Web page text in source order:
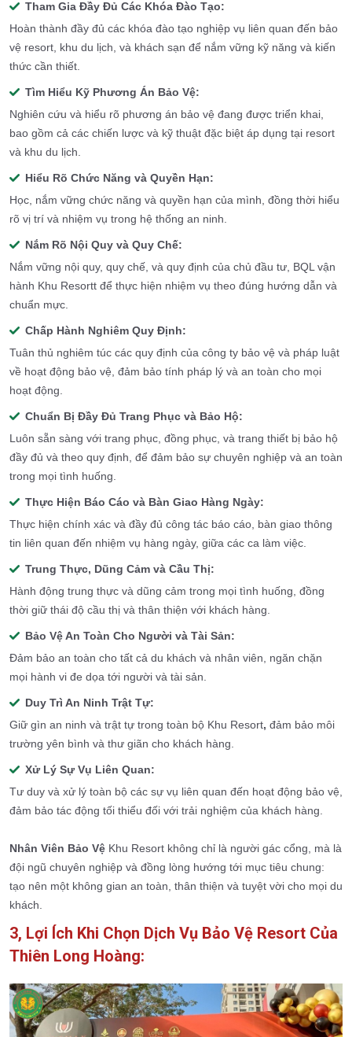
Tham Gia Đầy Đủ Các Khóa Đào Tạo:
Hoàn thành đầy đủ các khóa đào tạo nghiệp vụ liên quan đến bảo
vệ resort, khu du lịch, và khách sạn để nắm vững kỹ năng và kiến
thức cần thiết.
Tìm Hiểu Kỹ Phương Án Bảo Vệ:
Nghiên cứu và hiểu rõ phương án bảo vệ đang được triển khai,
bao gồm cả các chiến lược và kỹ thuật đặc biệt áp dụng tại resort
và khu du lịch.
Hiểu Rõ Chức Năng và Quyền Hạn:
Học, nắm vững chức năng và quyền hạn của mình, đồng thời hiểu
rõ vị trí và nhiệm vụ trong hệ thống an ninh.
Nắm Rõ Nội Quy và Quy Chế:
Nắm vững nội quy, quy chế, và quy định của chủ đầu tư, BQL vận
hành Khu Resortt để thực hiện nhiệm vụ theo đúng hướng dẫn và
chuẩn mực.
Chấp Hành Nghiêm Quy Định:
Tuân thủ nghiêm túc các quy định của công ty bảo vệ và pháp luật
về hoạt động bảo vệ, đảm bảo tính pháp lý và an toàn cho mọi
hoạt động.
Chuẩn Bị Đầy Đủ Trang Phục và Bảo Hộ:
Luôn sẵn sàng với trang phục, đồng phục, và trang thiết bị bảo hộ
đầy đủ và theo quy định, để đảm bảo sự chuyên nghiệp và an toàn
trong mọi tình huống.
Thực Hiện Báo Cáo và Bàn Giao Hàng Ngày:
Thực hiện chính xác và đầy đủ công tác báo cáo, bàn giao thông
tin liên quan đến nhiệm vụ hàng ngày, giữa các ca làm việc.
Trung Thực, Dũng Cảm và Cầu Thị:
Hành động trung thực và dũng cảm trong mọi tình huống, đồng
thời giữ thái độ cầu thị và thân thiện với khách hàng.
Bảo Vệ An Toàn Cho Người và Tài Sản:
Đảm bảo an toàn cho tất cả du khách và nhân viên, ngăn chặn
mọi hành vi đe dọa tới người và tài sản.
Duy Trì An Ninh Trật Tự:
Giữ gìn an ninh và trật tự trong toàn bộ Khu Resort, đảm bảo môi
trường yên bình và thư giãn cho khách hàng.
Xử Lý Sự Vụ Liên Quan:
Tư duy và xử lý toàn bộ các sự vụ liên quan đến hoạt động bảo vệ,
đảm bảo tác động tối thiểu đối với trải nghiệm của khách hàng.
Nhân Viên Bảo Vệ Khu Resort không chỉ là người gác cổng, mà là
đội ngũ chuyên nghiệp và đồng lòng hướng tới mục tiêu chung:
tạo nên một không gian an toàn, thân thiện và tuyệt vời cho mọi du
khách.
3, Lợi Ích Khi Chọn Dịch Vụ Bảo Vệ Resort Của
Thiên Long Hoàng: